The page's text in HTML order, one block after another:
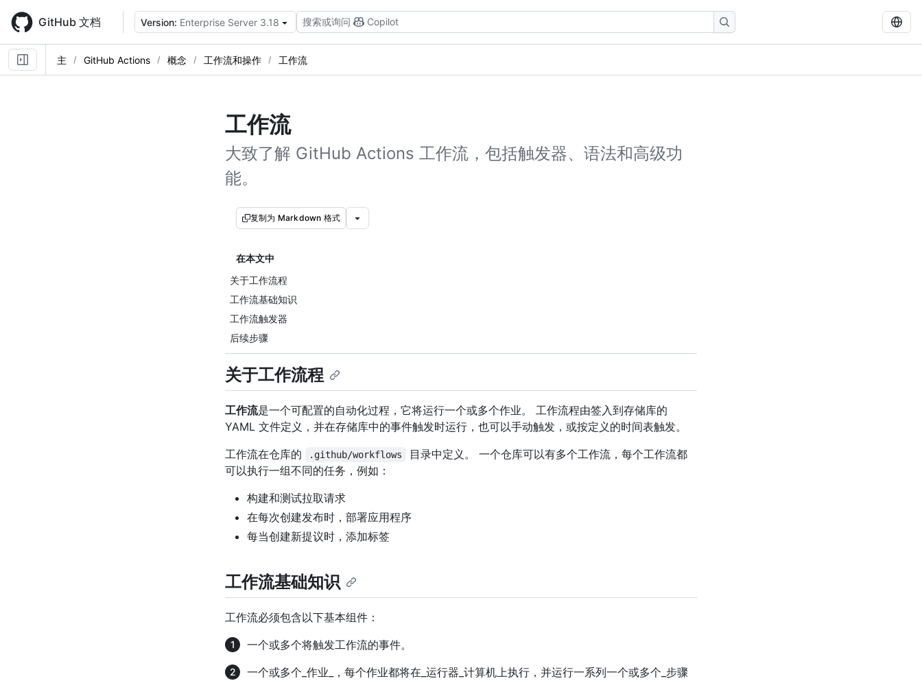
main
content
GitHub 文档 Version: Enterprise Server 3.18 搜索或询问 Copilot
主 GitHub Actions 概念 工作流和操作 工作流
工作流
大致了解 GitHub Actions 工作流，包括触发器、语法和高级功
能。
复制为 Markdown 格式
在本文中
关于工作流程
工作流基础知识
工作流触发器
后续步骤
关于工作流程
工作流是一个可配置的自动化过程，它将运行一个或多个作业。 工作流程由签入到存储库的
YAML 文件定义，并在存储库中的事件触发时运行，也可以手动触发，或按定义的时间表触发。
工作流在仓库的
.github/workflows
目录中定义。 一个仓库可以有多个工作流，每个工作流都
可以执行一组不同的任务，例如：
构建和测试拉取请求
在每次创建发布时，部署应用程序
每当创建新提议时，添加标签
工作流基础知识
工作流必须包含以下基本组件：
一个或多个将触发工作流的事件。
一个或多个_作业_，每个作业都将在_运行器_计算机上执行，并运行一系列一个或多个_步骤